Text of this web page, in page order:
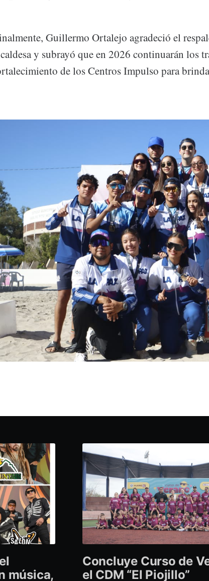
Guillermo Ortalejo agradeció el
y subrayó que en 2026 continuarán los
de los Centros Impulso para
música,
Concluye Curso de
el CDM “El Piojillo”